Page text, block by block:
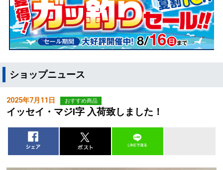
ショップニュース
2025年7月11日 おすすめ商品
イッセイ・マジI字 入荷致しました！